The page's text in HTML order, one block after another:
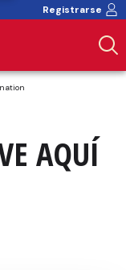
Registrarse
AQUÍ